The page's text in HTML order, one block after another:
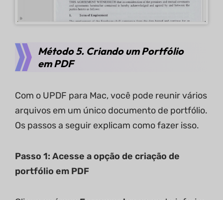
Método 5. Criando um Portfólio
em PDF
Com o UPDF para Mac, você pode reunir vários
arquivos em um único documento de portfólio.
Os passos a seguir explicam como fazer isso.
Passo 1: Acesse a opção de criação de
portfólio em PDF